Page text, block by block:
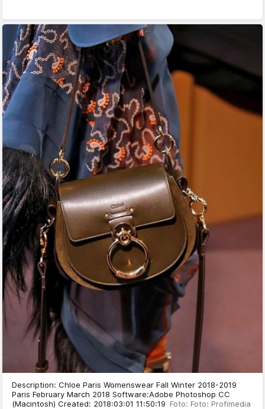
Description: Chloe Paris Womenswear Fall Winter 2018-2019
Paris February March 2018 Software:Adobe Photoshop CC
(Macintosh) Created: 2018:03:01 11:50:19 Foto: Foto: Profimedia